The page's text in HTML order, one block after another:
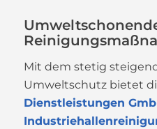
Mit dem stetig
Umweltschutz bietet
Dienstleistungen